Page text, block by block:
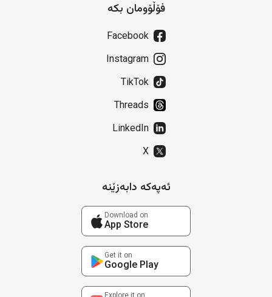
فۆڵۆومان بکە
Facebook
Instagram
TikTok
Threads
LinkedIn
X
ئەپەکە دابەزێنە
Download on
App Store
Get it on
Google Play